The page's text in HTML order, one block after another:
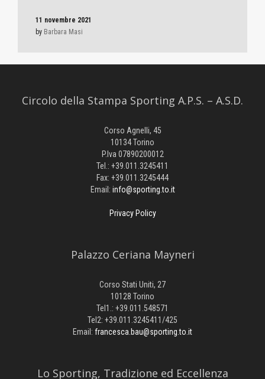
11 novembre 2021
by Barbara Masi
Circolo della Stampa Sporting A.P.S. – A.S.D.
Corso Agnelli, 45
10134 Torino
P.Iva 07890200012
Tel.: +39.011.3245411
Fax: +39.011.3245444
Email: info@sporting.to.it
Privacy Policy
Palazzo Ceriana Mayneri
Corso Stati Uniti, 27
10128 Torino
Tel1.: +39.011.548571
Tel2: +39.011.3245411/425
Email: francesca.bau@sporting.to.it
​Lo Sporting, Tradizione ed Eccellenza